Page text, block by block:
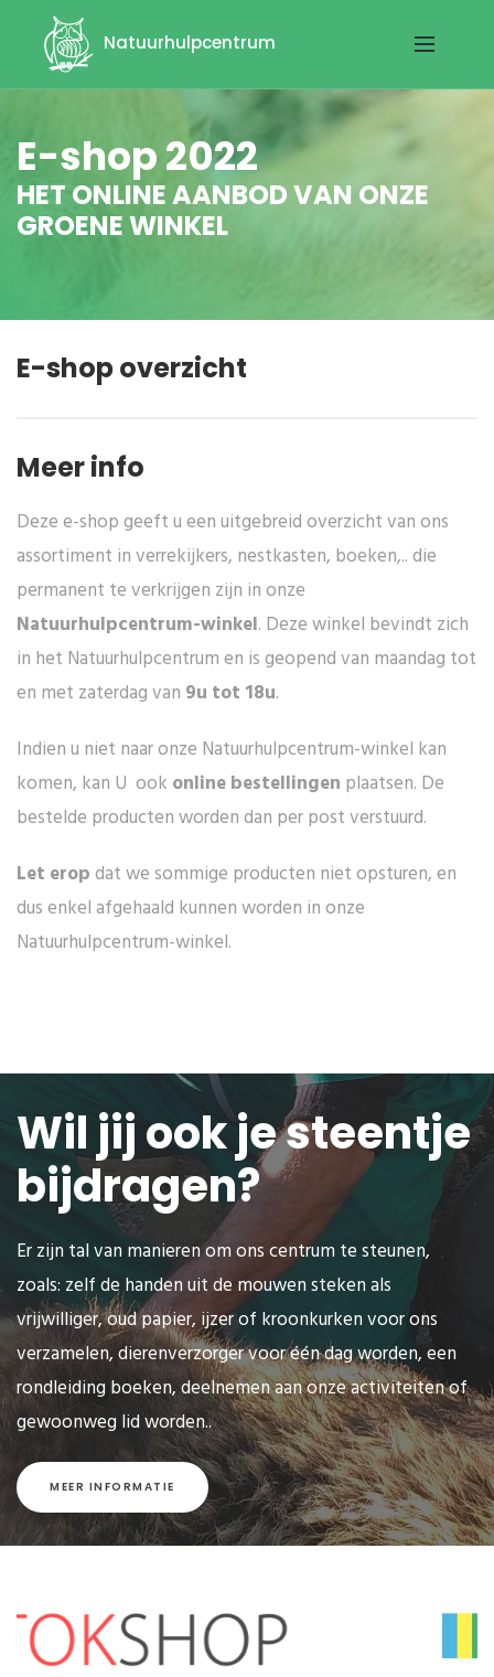
Natuurhulpcentrum
E-shop 2022
HET ONLINE AANBOD VAN ONZE
GROENE WINKEL
E-shop overzicht
Meer info
Deze e-shop geeft u een uitgebreid overzicht van ons
assortiment in verrekijkers, nestkasten, boeken,.. die
permanent te verkrijgen zijn in onze
Natuurhulpcentrum-winkel. Deze winkel bevindt zich
in het Natuurhulpcentrum en is geopend van maandag tot
en met zaterdag van 9u tot 18u.
Indien u niet naar onze Natuurhulpcentrum-winkel kan
komen, kan U ook online bestellingen plaatsen. De
bestelde producten worden dan per post verstuurd.
Let eropdat we sommige producten niet opsturen, en
dus enkel afgehaald kunnen worden in onze
Natuurhulpcentrum-winkel.
Wil jij ook je steentje
bijdragen?
Er zijn tal van manieren om ons centrum te steunen,
zoals: zelf de handen uit de mouwen steken als
vrijwilliger, oud papier, ijzer of kroonkurken voor ons
verzamelen, dierenverzorger voor één dag worden, een
rondleiding boeken, deelnemen aan onze activiteiten of
gewoonweg lid worden..
MEER INFORMATIE